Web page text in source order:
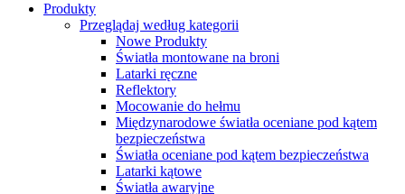
Produkty
Przeglądaj według kategorii
Nowe Produkty
Światła montowane na broni
Latarki ręczne
Reflektory
Mocowanie do hełmu
Międzynarodowe światła oceniane pod kątem
bezpieczeństwa
Światła oceniane pod kątem bezpieczeństwa
Latarki kątowe
Światła awaryjne